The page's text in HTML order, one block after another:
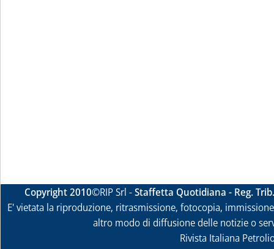
Copyright 2010©RIP Srl -Staffetta Quotidiana - Reg.
E' vietata la riproduzione, ritrasmissione, fotocopia,
altro modo di diffusione delle notizie o
Rivista Italiana